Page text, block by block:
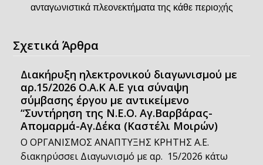
ανταγωνιστικά πλεονεκτήματα της κάθε περιοχής
Σχετικά Άρθρα
Διακήρυξη ηλεκτρονικού διαγωνισμού με
αρ.15/2026 Ο.Α.Κ Α.Ε για σύναψη
σύμβασης έργου με αντικείμενο
“Συντήρηση της Ν.Ε.Ο. Αγ.Βαρβάρας-
Απομαρμά-Αγ.Δέκα (Καστέλι Μοιρών)
Ο ΟΡΓΑΝΙΣΜΟΣ ΑΝΑΠΤΥΞΗΣ ΚΡΗΤΗΣ Α.Ε.
διακηρύσσει Διαγωνισμό με αρ. 15/2026 κάτω